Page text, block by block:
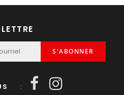
S'ABONNER
: